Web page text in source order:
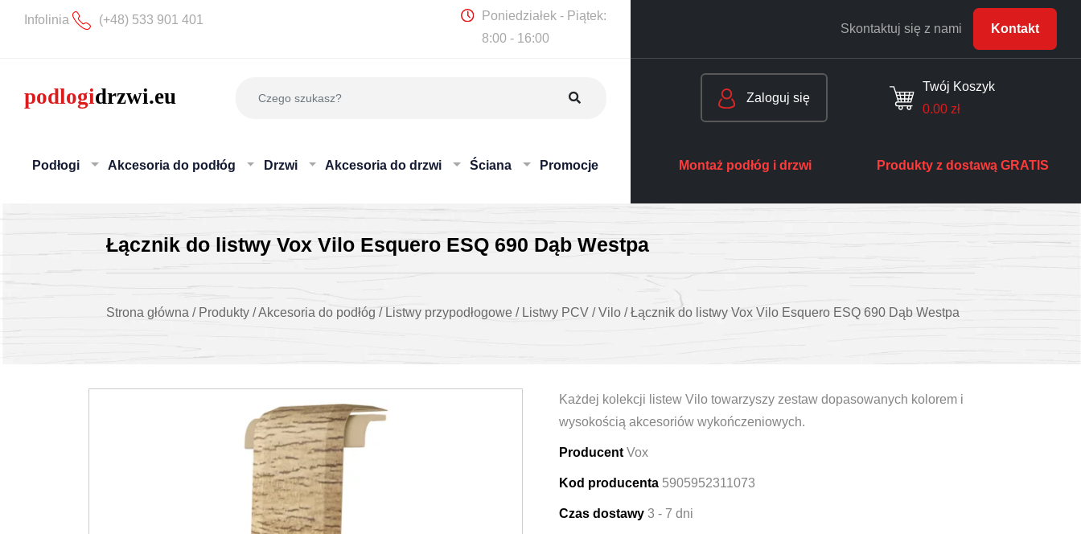
Infolinia (+48) 533 901 401
Poniedziałek - Piątek:
8:00 - 16:00
Skontaktuj się z nami Kontakt
Podłogi Akcesoria do podłóg Drzwi Akcesoria do drzwi Ściana Promocje
Zaloguj się
Twój Koszyk
0.00 zł
Montaż podłóg i drzwi Produkty z dostawą GRATIS
Łącznik do listwy Vox Vilo Esquero ESQ 690 Dąb Westpa
Strona główna / Produkty /Akcesoria do podłóg / Listwy przypodłogowe / Listwy PCV /Vilo /Łącznik do listwy Vox Vilo Esquero ESQ 690 Dąb Westpa
Każdej kolekcji listew Vilo towarzyszy zestaw dopasowanych kolorem i
wysokością akcesoriów wykończeniowych.
Producent Vox
Kod producenta 5905952311073
Czas dostawy 3 - 7 dni